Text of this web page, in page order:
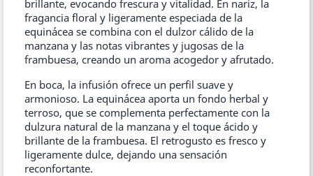
brillante, evocando frescura y vitalidad. En nariz, la
fragancia floral y ligeramente especiada de la
equinácea se combina con el dulzor cálido de la
manzana y las notas vibrantes y jugosas de la
frambuesa, creando un aroma acogedor y afrutado.
En boca, la infusión ofrece un perfil suave y
armonioso. La equinácea aporta un fondo herbal y
terroso, que se complementa perfectamente con la
dulzura natural de la manzana y el toque ácido y
brillante de la frambuesa. El retrogusto es fresco y
ligeramente dulce, dejando una sensación
reconfortante.